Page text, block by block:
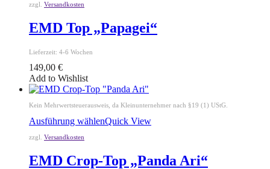
zzgl. Versandkosten
EMD Top „Papagei“
Lieferzeit: 4-6 Wochen
149,00 €
Add to Wishlist
Kein Mehrwertsteuerausweis, da Kleinunternehmer nach §19 (1) UStG.
Ausführung wählenQuick View
zzgl. Versandkosten
EMD Crop-Top „Panda Ari“